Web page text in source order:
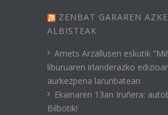
ZENBAT GARAREN
ALBISTEAK
Amets Arzallusen eskutik
liburuaren irlanderazko
aurkezpena larunbatean
Ekainaren 13an Iruñera:
Bilbotik!